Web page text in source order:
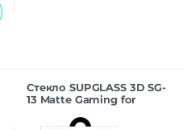
Стекло SUPGLASS 3D SG-
13 Matte Gaming for